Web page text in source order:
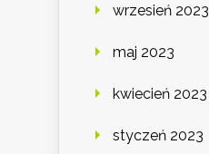
wrzesień 2023
maj 2023
kwiecień 2023
styczeń 2023